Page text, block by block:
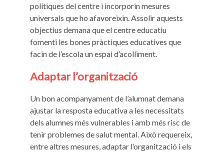
polítiques del centre i incorporin mesures
universals que ho afavoreixin. Assolir aquests
objectius demana que el centre educatiu
fomenti les bones pràctiques educatives que
facin de l’escola un espai d’acolliment.
Adaptar l’organització
Un bon acompanyament de l’alumnat demana
ajustar la resposta educativa a les necessitats
dels alumnes més vulnerables i amb més risc de
tenir problemes de salut mental. Això requereix,
entre altres mesures, adaptar l’organització i els